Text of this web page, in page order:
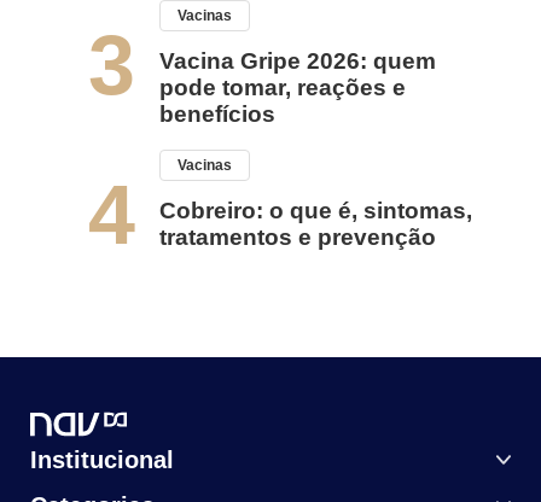
3
Vacinas
Vacina Gripe 2026: quem
pode tomar, reações e
benefícios
4
Vacinas
Cobreiro: o que é, sintomas,
tratamentos e prevenção
Institucional